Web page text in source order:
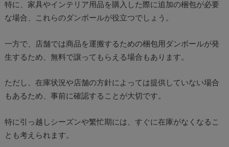
特に、家具やインテリア用品を購入した際に追加の梱包が必要
な場合、これらのダンボールが役立つでしょう。
一方で、店舗では商品を運搬するための梱包用ダンボールが発
生するため、無料で譲ってもらえる場合もあります。
ただし、在庫状況や店舗の方針によっては提供していない場合
もあるため、事前に確認することが大切です。
特に引っ越しシーズンや繁忙期には、すぐに在庫がなくなるこ
とも考えられます。